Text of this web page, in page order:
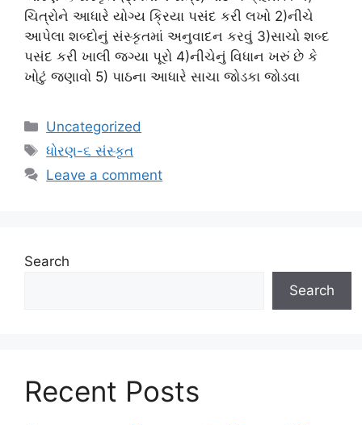
ચિત્રોને આધારે યોગ્ય ક્રિયા પસંદ કરી લખો 2)નીચે
આપેલા શબ્દોનું સંસ્કૃતમાં અનુવાદન કરવું 3)સાચો શબ્દ
પસંદ કરી ખાલી જગ્યા પૂરો 4)નીચેનું વિધાન ખરું છે કે
ખોટું જણાવો 5) પાઠના આધારે સાચા જોડકા જોડવા
Categories
Uncategorized
Tags
ધોરણ-૬ સંસ્કૃત
Leave a comment
Search
Search
Recent Posts